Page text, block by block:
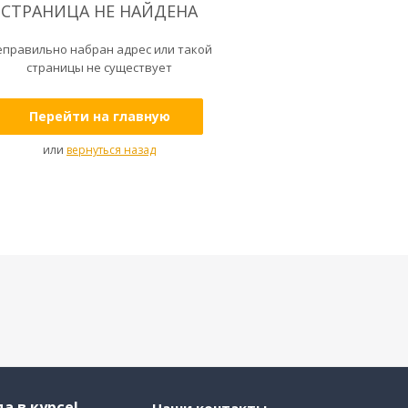
СТРАНИЦА НЕ НАЙДЕНА
набран адрес или такой
страницы не существует
Перейти на главную
или вернуться назад